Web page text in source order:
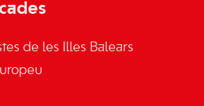
de les Illes Balears